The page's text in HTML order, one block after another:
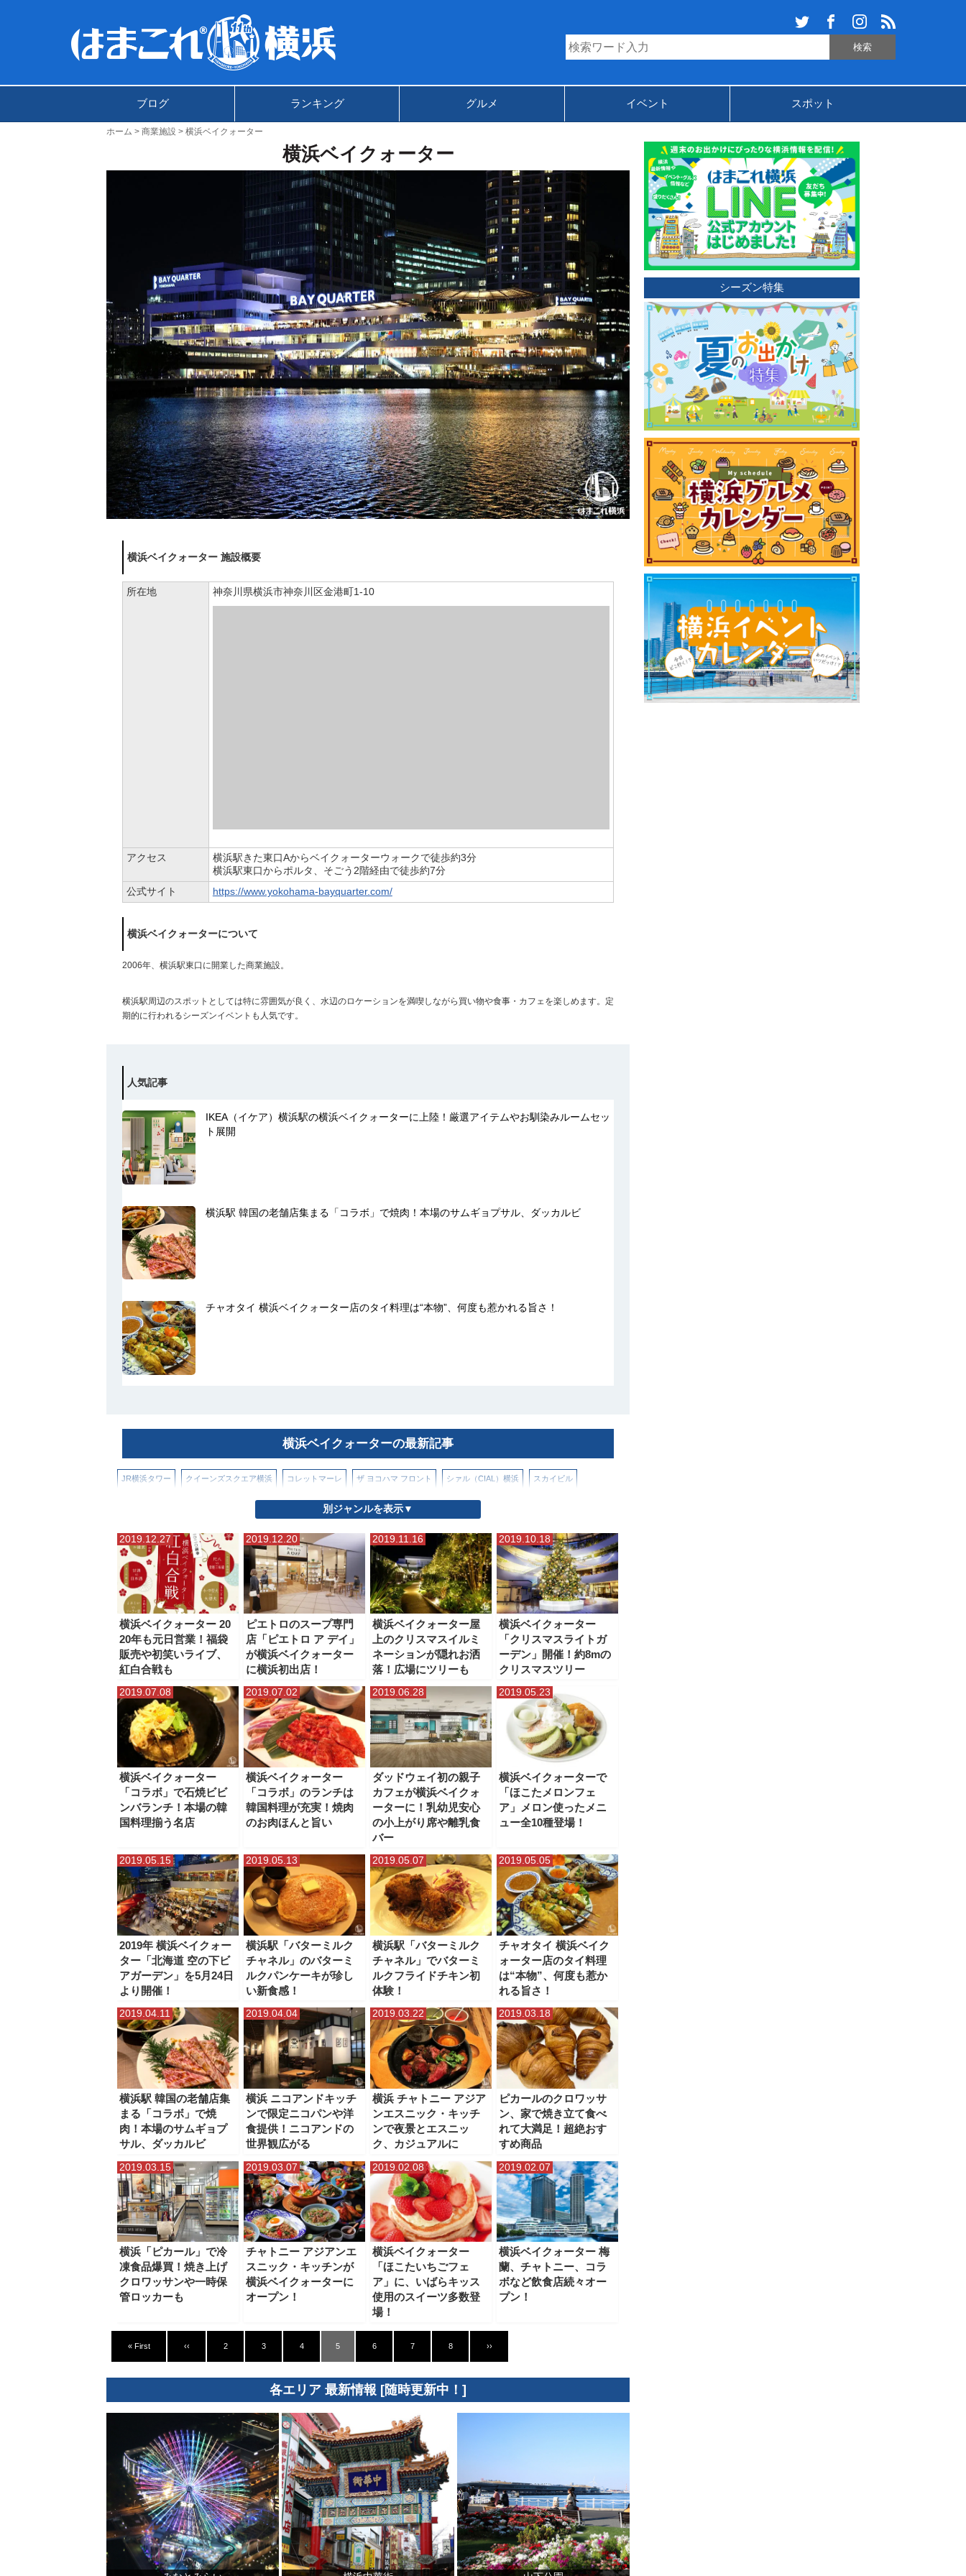
ブログ ランキング グルメ イベント スポット
ホーム 商業施設 横浜ベイクォーター
横浜ベイクォーター
横浜ベイクォーター 施設概要
所在地 神奈川県横浜市神奈川区金港町1-10
アクセス
横浜駅きた東口Aからベイクォーターウォークで徒歩約3分
横浜駅東口からポルタ、そごう2階経由で徒歩約7分
公式サイト
https://www.yokohama-bayquarter.com/
横浜ベイクォーターについて
2006年、横浜駅東口に開業した商業施設。
横浜駅周辺のスポットとしては特に雰囲気が良く、水辺のロケーションを満喫しながら買い物や食事・カフェを楽しめます。定
期的に行われるシーズンイベントも人気です。
人気記事
IKEA（イケア）横浜駅の横浜ベイクォーターに上陸！厳選アイテムやお馴染みルームセッ
ト展開
横浜駅 韓国の老舗店集まる「コラボ」で焼肉！本場のサムギョプサル、ダッカルビ
チャオタイ 横浜ベイクォーター店のタイ料理は“本物”、何度も惹かれる旨さ！
横浜ベイクォーターの最新記事
JR横浜タワー クイーンズスクエア横浜 コレットマーレ ザ ヨコハマ フロント シァル（CIAL）横浜 スカイビル
フード アンド タイム イセタン ヨコハマ ベースゲート横浜関内
マリンアンドウォークヨコハマ ラクシスフロント（横浜市役所） ららぽーと横浜 ランドマークプラザ ルミネ横浜
三井アウトレットパーク横浜ベイサイド 星天クレイ 横浜グランゲート 横浜ジョイナス 横浜シンフォステージ
横浜ティンバーワーフ 横浜ビブレ 横浜ベイクォーター 横浜ポルタ 横浜モアーズ 横浜ワールドポーターズ 横浜高島屋
ベーカリースクエア（横浜高島屋）
別ジャンルを表示▼
2019.12.27
横浜ベイクォーター 20
20年も元日営業！福袋
販売や初笑いライブ、
紅白合戦も
2019.12.20
ピエトロのスープ専門
店「ピエトロ ア デイ」
が横浜ベイクォーター
に横浜初出店！
2019.11.16
横浜ベイクォーター屋
上のクリスマスイルミ
ネーションが隠れお洒
落！広場にツリーも
2019.10.18
横浜ベイクォーター
「クリスマスライトガ
ーデン」開催！約8mの
クリスマスツリー
2019.07.08
横浜ベイクォーター
「コラボ」で石焼ビビ
ンバランチ！本場の韓
国料理揃う名店
2019.07.02
横浜ベイクォーター
「コラボ」のランチは
韓国料理が充実！焼肉
のお肉ほんと旨い
2019.06.28
ダッドウェイ初の親子
カフェが横浜ベイクォ
ーターに！乳幼児安心
の小上がり席や離乳食
バー
2019.05.23
横浜ベイクォーターで
「ほこたメロンフェ
ア」メロン使ったメニ
ュー全10種登場！
2019.05.15
2019年 横浜ベイクォー
ター「北海道 空の下ビ
アガーデン」を5月24日
より開催！
2019.05.13
横浜駅「バターミルク
チャネル」のバターミ
ルクパンケーキが珍し
い新食感！
2019.05.07
横浜駅「バターミルク
チャネル」でバターミ
ルクフライドチキン初
体験！
2019.05.05
チャオタイ 横浜ベイク
ォーター店のタイ料理
は“本物”、何度も惹か
れる旨さ！
2019.04.11
横浜駅 韓国の老舗店集
まる「コラボ」で焼
肉！本場のサムギョプ
サル、ダッカルビ
2019.04.04
横浜 ニコアンドキッチ
ンで限定ニコパンや洋
食提供！ニコアンドの
世界観広がる
2019.03.22
横浜 チャトニー アジア
ンエスニック・キッチ
ンで夜景とエスニッ
ク、カジュアルに
2019.03.18
ピカールのクロワッサ
ン、家で焼き立て食べ
れて大満足！超絶おす
すめ商品
2019.03.15
横浜「ピカール」で冷
凍食品爆買！焼き上げ
クロワッサンや一時保
管ロッカーも
2019.03.07
チャトニー アジアンエ
スニック・キッチンが
横浜ベイクォーターに
オープン！
2019.02.08
横浜ベイクォーター
「ほこたいちごフェ
ア」に、いばらキッス
使用のスイーツ多数登
場！
2019.02.07
横浜ベイクォーター 梅
蘭、チャトニー、コラ
ボなど飲食店続々オー
プン！
« First ‹‹ 2 3 4 5 6 7 8 ››
各エリア 最新情報 [随時更新中！]
シーズン特集
サイトについて